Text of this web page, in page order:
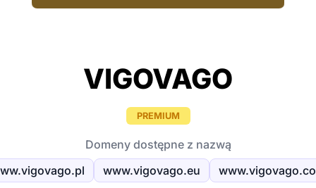
VIGOVAGO
PREMIUM
Domeny dostępne z nazwą
www.vigovago.eu